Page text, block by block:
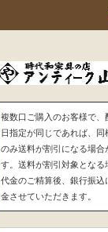
複数口ご購入のお客様で、
日指定が同じであれば、同
のみ送料が割引になる場合
す。送料が割引対象となる
代金のご精算後、銀行振込
金させていただきます。